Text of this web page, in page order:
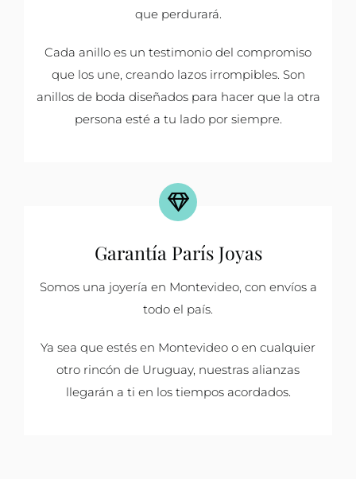
que perdurará.
Cada anillo es un testimonio del compromiso
que los une, creando lazos irrompibles. Son
anillos de boda diseñados para hacer que la otra
persona esté a tu lado por siempre.
Garantía París Joyas
Somos una joyería en Montevideo, con envíos a
todo el país.
Ya sea que estés en Montevideo o en cualquier
otro rincón de Uruguay, nuestras alianzas
llegarán a ti en los tiempos acordados.